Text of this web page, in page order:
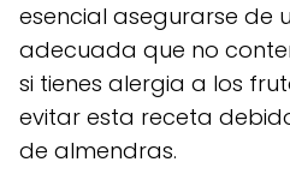
esencial asegurarse de
adecuada que no
si tienes alergia a los
evitar esta receta
de almendras.